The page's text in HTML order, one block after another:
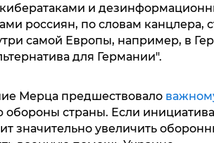
и
россиян, по словам канцлера,
самой Европы, например, в
для Германии".
Мерца предшествовало
обороны страны. Если
значительно увеличить